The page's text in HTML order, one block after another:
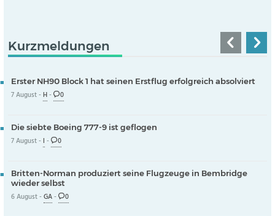
Kurzmeldungen
Erster NH90 Block 1 hat seinen Erstflug erfolgreich absolviert
7 August -H- 0
Die siebte Boeing 777-9 ist geflogen
7 August - I - 0
Britten-Norman produziert seine Flugzeuge in Bembridge
wieder selbst
6 August -GA- 0